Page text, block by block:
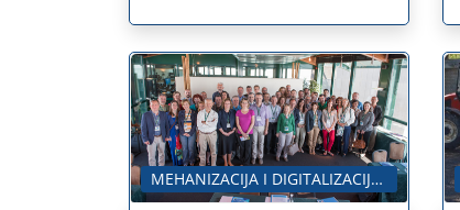
MEHANIZACIJA I DIGITALIZACIJA U POLJOPRIVREDI